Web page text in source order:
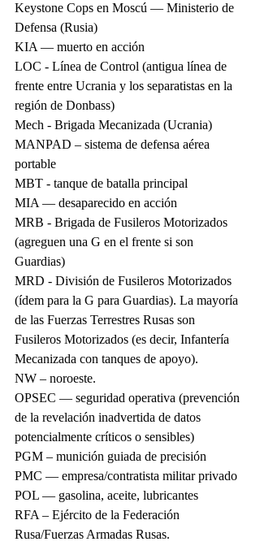
Keystone Cops en Moscú — Ministerio de
Defensa (Rusia)
KIA — muerto en acción
LOC - Línea de Control (antigua línea de
frente entre Ucrania y los separatistas en la
región de Donbass)
Mech - Brigada Mecanizada (Ucrania)
MANPAD – sistema de defensa aérea
portable
MBT - tanque de batalla principal
MIA — desaparecido en acción
MRB - Brigada de Fusileros Motorizados
(agreguen una G en el frente si son
Guardias)
MRD - División de Fusileros Motorizados
(ídem para la G para Guardias). La mayoría
de las Fuerzas Terrestres Rusas son
Fusileros Motorizados (es decir, Infantería
Mecanizada con tanques de apoyo).
NW – noroeste.
OPSEC — seguridad operativa (prevención
de la revelación inadvertida de datos
potencialmente críticos o sensibles)
PGM – munición guiada de precisión
PMC — empresa/contratista militar privado
POL — gasolina, aceite, lubricantes
RFA – Ejército de la Federación
Rusa/Fuerzas Armadas Rusas.